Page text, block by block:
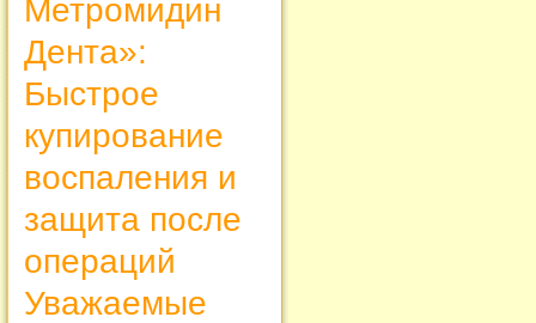
Метромидин
Дента»:
Быстрое
купирование
воспаления и
защита после
операций
Уважаемые